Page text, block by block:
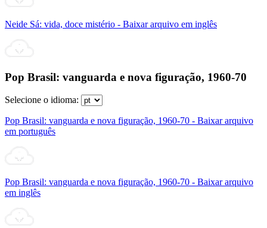
Neide Sá: vida, doce mistério - Baixar arquivo em inglês
Pop Brasil: vanguarda e nova figuração, 1960-70
Selecione o idioma:
Pop Brasil: vanguarda e nova figuração, 1960-70 - Baixar arquivo
em português
Pop Brasil: vanguarda e nova figuração, 1960-70 - Baixar arquivo
em inglês